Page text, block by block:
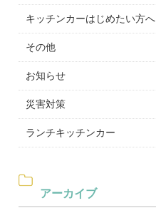
キッチンカーはじめたい方へ
その他
お知らせ
災害対策
ランチキッチンカー
アーカイブ